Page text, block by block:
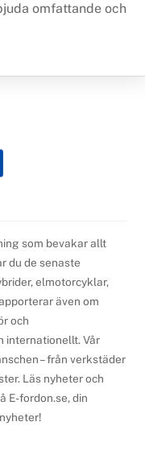
omfattande och
som bevakar allt
du de senaste
elmotorcyklar,
även om
och
internationellt. Vår
– från verkstäder
Läs nyheter och
E-fordon.se, din